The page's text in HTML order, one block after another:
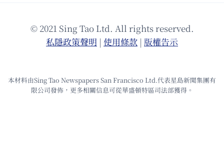
© 2021 Sing Tao Ltd. All rights reserved.
私隱政策聲明 | 使⽤條款 | 版權告⽰
本材料由Sing Tao Newspapers San Francisco Ltd.代表星島新聞集團有
限公司發佈，更多相關信息可從華盛頓特區司法部獲得。